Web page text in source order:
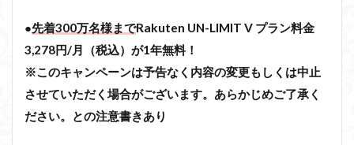
●先着300万名様までRakuten UN-LIMIT V プラン料金
3,278円/月（税込）が1年無料！
※このキャンペーンは予告なく内容の変更もしくは中止
させていただく場合がございます。あらかじめご了承く
ださい。との注意書きあり